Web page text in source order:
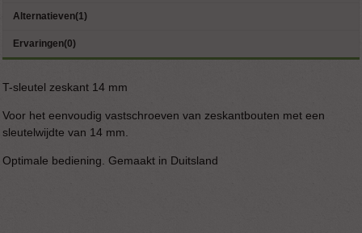
Alternatieven(1)
Ervaringen(0)
T-sleutel zeskant 14 mm
Voor het eenvoudig vastschroeven van zeskantbouten met een
sleutelwijdte van 14 mm.
Optimale bediening. Gemaakt in Duitsland